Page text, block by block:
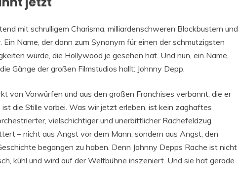
mit schrulligem Charisma, milliardenschweren Blockbustern und
Name, der dann zum Synonym für einen der schmutzigsten
wurde, die Hollywood je gesehen hat. Und nun, ein Name,
Gänge der großen Filmstudios hallt: Johnny Depp.
von Vorwürfen und aus den großen Franchises verbannt, die er
die Stille vorbei. Was wir jetzt erleben, ist kein zaghaftes
vielschichtiger und unerbittlicher Rachefeldzug.
– nicht aus Angst vor dem Mann, sondern aus Angst, den
begangen zu haben. Denn Johnny Depps Rache ist nicht
kühl und wird auf der Weltbühne inszeniert. Und sie hat gerade